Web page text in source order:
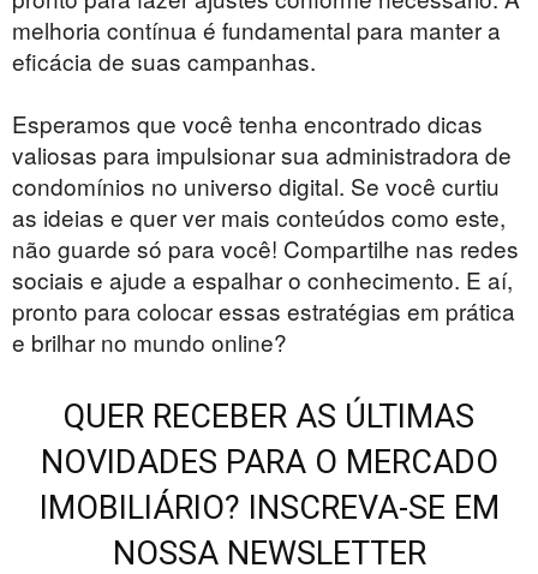
melhoria contínua é fundamental para manter a
eficácia de suas campanhas.
Esperamos que você tenha encontrado dicas
valiosas para impulsionar sua administradora de
condomínios no universo digital. Se você curtiu
as ideias e quer ver mais conteúdos como este,
não guarde só para você! Compartilhe nas redes
sociais e ajude a espalhar o conhecimento. E aí,
pronto para colocar essas estratégias em prática
e brilhar no mundo online?
QUER RECEBER AS ÚLTIMAS
NOVIDADES PARA O MERCADO
IMOBILIÁRIO? INSCREVA-SE EM
NOSSA NEWSLETTER